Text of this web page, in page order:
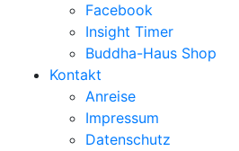
Facebook
Insight Timer
Buddha-Haus Shop
Kontakt
Anreise
Impressum
Datenschutz